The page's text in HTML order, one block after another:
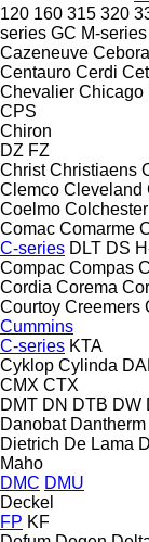
120 160 315 320
series GC M-series
Cazeneuve Cebora
Centauro Cerdi
Chevalier Chicago
CPS
Chiron
DZ FZ
Christ Christiaens
Clemco Cleveland
Coelmo Colchester
Comac Comarme
C-series DLT DS
Compac Compas
Cordia Corema
Courtoy Creemers
Cummins
C-series KTA
Cyklop Cylinda
CMX CTX
DMT DN DTB DW
Danobat Dantherm
Dietrich De Lama
Maho
DMC DMU
Deckel
FP KF